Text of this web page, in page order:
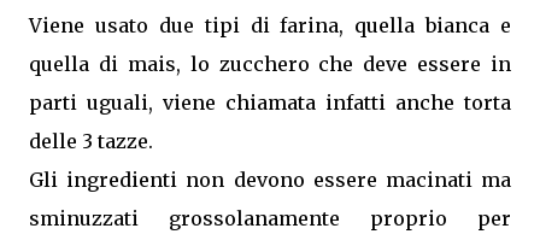
Viene usato due tipi di farina, quella bianca e
quella di mais, lo zucchero che deve essere in
parti uguali, viene chiamata infatti anche torta
delle 3 tazze.
Gli ingredienti non devono essere macinati ma
sminuzzati grossolanamente proprio per